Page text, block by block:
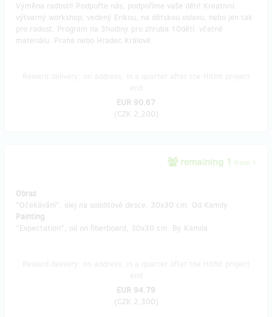
Výměna radosti! Podpořte nás, podpoříme vaše děti! Kreativní
výtvarný workshop, vedený Erikou, na dětskou oslavu, nebo jen tak
pro radost. Program na 3hodiny pro zhruba 10dětí, včetně
materiálu. Praha nebo Hradec Králové.
EUR 90.67
(CZK 2,200)
remaining 1 from 1
Obraz
"Očekávání", olej na sololitové desce, 30x30 cm. Od Kamily
Painting
"Expectation", oil on fiberboard, 30x30 cm. By Kamila
EUR 94.79
(CZK 2,300)